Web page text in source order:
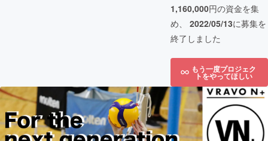
1,160,000円の資金を集
め、 2022/05/13に募集を
終了しました
もう一度プロジェク
トをやってほしい